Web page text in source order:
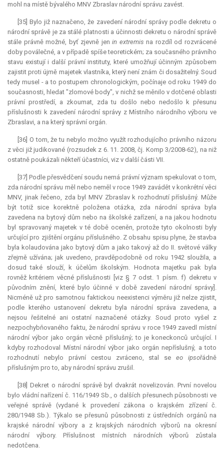
mohl na místě bývalého MNV Zbraslav národní správu zavést.
[35] Bylo již naznačeno, že zavedení národní správy podle dekretu o
národní správě je za stálé platnosti a účinnosti dekretu o národní správě
stále právně možné, byť zjevně jenin extremis na rozdíl od rozvrácené
doby poválečné, a v případě spíše teoretickém; za současného právního
stavu existují i další právní instituty, které umožňují účinným způsobem
zajistit proti újmě majetek vlastníka, který není znám či dosažitelný. Soud
tedy musel - a to postupem chronologickým, počínaje od roku 1949 do
současnosti, hledat "zlomové body", v nichž se měnilo v dotčené oblasti
právní prostředí, a zkoumat, zda tu došlo nebo nedošlo k přesunu
příslušnosti k zavedení národní správy z Místního národního výboru ve
Zbraslavi, a na který správní orgán.
[36] O tom, že tu nebylo možno využít rozhodujícího právního názoru
z věci již judikované (rozsudek z 6. 11. 2008, čj. Komp 3/2008-62), na niž
ostatně poukázali někteří účastníci, viz v další části VII.
[37] Podle přesvědčení soudu nemá právní význam spekulovat o tom,
zda národní správu měl nebo neměl v roce 1949 zavádět v konkrétní věci
MNV, jinak řečeno, zda byl MNV Zbraslav k rozhodnutí příslušný. Může
být totiž sice korektně položena otázka, zda národní správa byla
zavedena na bytový dům nebo na školské zařízení, a na jakou hodnotu
byl spravovaný majetek v té době oceněn, protože tyto okolnosti byly
určující pro zjištění orgánu příslušného. Z obsahu spisu plyne, že stavba
byla kolaudována jako bytový dům a jako takový až do II. světové války
zřejmě užívána; jak uvedeno, pravděpodobně od roku 1942 sloužila, a
dosud také slouží, k účelům školským. Hodnota majetku pak byla
rovněž kritériem věcné příslušnosti [viz § 7 odst. 1 písm. f) dekretu v
původním znění, které bylo účinné v době zavedení národní správy].
Nicméně už pro samotnou faktickou neexistenci výměru již nelze zjistit,
podle kterého ustanovení dekretu byla národní správa zavedena, a
nejsou řešitelné ani ostatní naznačené otázky. Soud proto vyšel z
nezpochybňovaného faktu, že národní správu v roce 1949 zavedl místní
národní výbor jako orgán věcně příslušný; to je koneckonců určující. I
kdyby rozhodoval Místní národní výbor jako orgán nepříslušný, a toto
rozhodnutí nebylo právní cestou zvráceno, stal seeo ipsořádně
příslušným pro to, aby národní správu zrušil.
[38] Dekret o národní správě byl dvakrát novelizován. První novelou
bylo vládní nařízení č. 116/1949 Sb., o dalších přesunech působnosti ve
veřejné správě (vydané k provedení zákona o krajském zřízení č.
280/1948 Sb.). Týkalo se přesunů působnosti z ústředních orgánů na
krajské národní výbory a z krajských národních výborů na okresní
národní výbory. Příslušnost místních národních výborů zůstala
nedotčena.